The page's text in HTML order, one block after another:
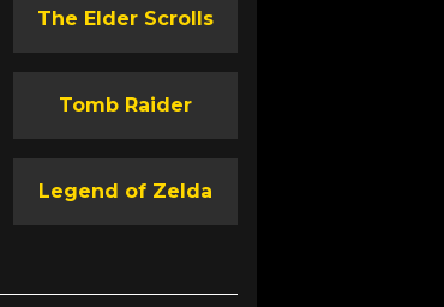
The Elder Scrolls
Tomb Raider
Legend of Zelda